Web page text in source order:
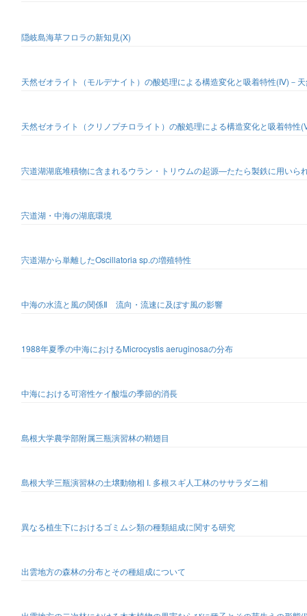
隠岐島海草フロラの新知見(X)
天然ゼオライト（モルデナイト）の酸処理による構造変化と吸着特性(Ⅳ)－
天然ゼオライト（クリノプチロライト）の酸処理による構造変化と吸着特
宍道湖湖底堆積物に含まれるウラン・トリウムの起源―たたら製鉄に用いら
宍道湖・中海の湖底環境
宍道湖から単離したOscillatoria sp.の増殖特性
中海の水流と風の関係Ⅱ 流向・流速に及ぼす風の影響
1988年夏季の中海におけるMicrocystis aeruginosaの分布
中海における可溶性ケイ酸塩の季節的消長
島根大学農学部附属三瓶演習林の鞘翅目
島根大学三瓶演習林の土壌動物相 I. 多根スギ人工林のササラダニ相
異なる植生下におけるゴミムシ類の種類組成に関する研究
出雲地方の森林の分布とその種組成について